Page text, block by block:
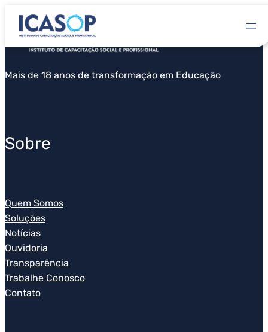
Mais de 18 anos de transformação em Educação
Sobre
Quem Somos
Soluções
Notícias
Ouvidoria
Transparência
Trabalhe Conosco
Contato